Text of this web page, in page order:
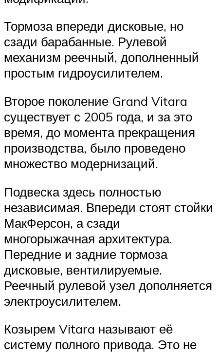
Тормоза впереди дисковые, но
сзади барабанные. Рулевой
механизм реечный, дополненный
простым гидроусилителем.
Второе поколение Grand Vitara
существует с 2005 года, и за это
время, до момента прекращения
производства, было проведено
множество модернизаций.
Подвеска здесь полностью
независимая. Впереди стоят стойки
МакФерсон, а сзади
многорыжачная архитектура.
Передние и задние тормоза
дисковые, вентилируемые.
Реечный рулевой узел дополняется
электроусилителем.
Козырем Vitara называют её
систему полного привода. Это не